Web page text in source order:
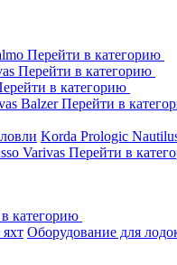
Перейти в категорию
Перейти в категорию
в категорию
BalzerПерейти в
Korda Prologic
Varivas Перейти в
категорию
Оборудование для